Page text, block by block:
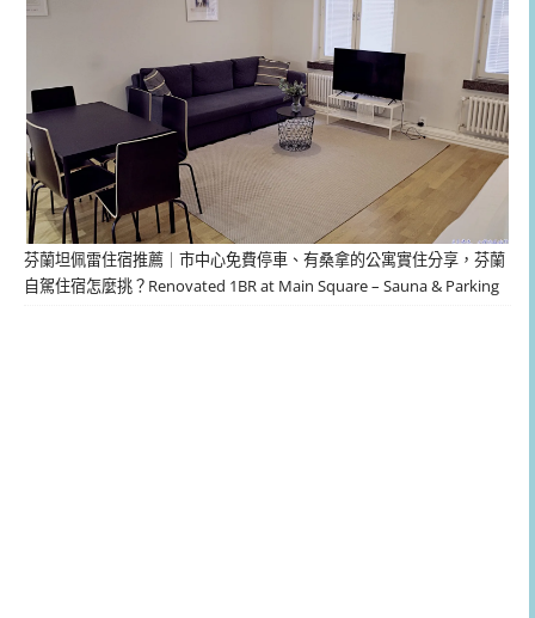
芬蘭坦佩雷住宿推薦｜市中心免費停車、有桑拿的公寓實住分享，芬蘭
自駕住宿怎麼挑？Renovated 1BR at Main Square – Sauna & Parking